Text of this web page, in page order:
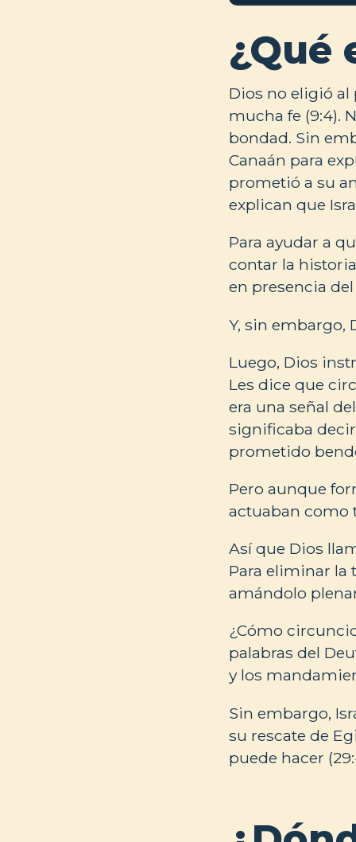
¿Qué
Dios no eligió al
mucha fe (9:4).
bondad. Sin
Canaán para
prometió a su
explican que
Para ayudar a
contar la
en presencia
Y, sin embargo,
Luego, Dios
Les dice que
era una señal
significaba
prometido
Pero aunque
actuaban como
Así que Dios
Para eliminar la
amándolo
¿Cómo
palabras del
y los
Sin embargo,
su rescate de
puede hacer